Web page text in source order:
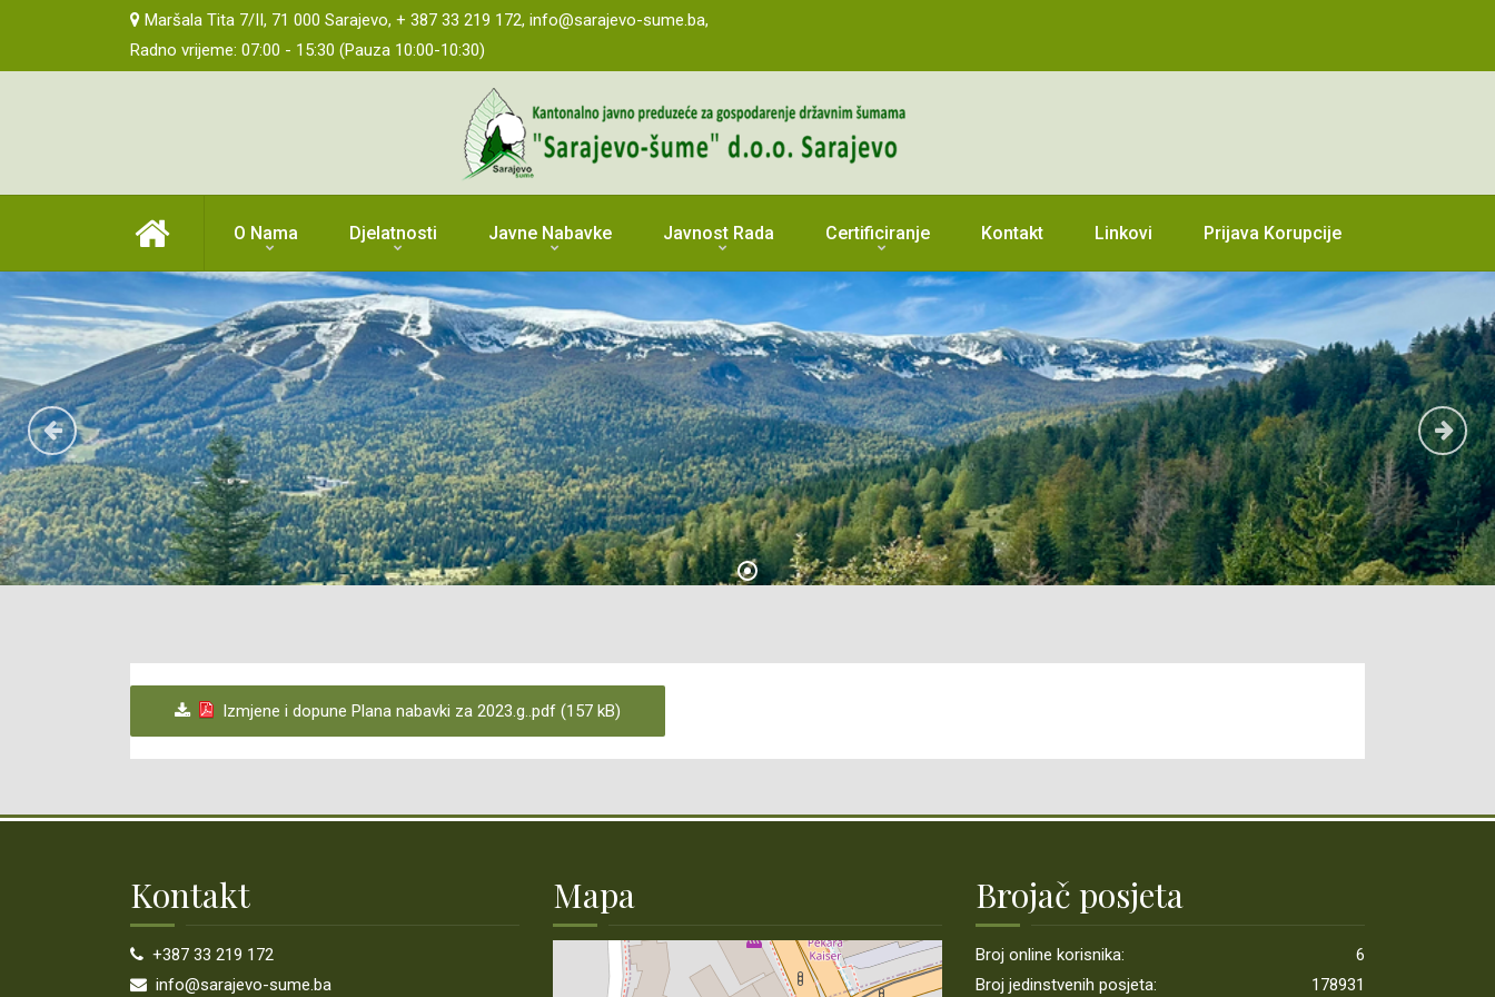
Maršala Tita 7/II, 71 000 Sarajevo, + 387 33 219 172, info@sarajevo-sume.ba,
Radno vrijeme: 07:00 - 15:30 (Pauza 10:00-10:30)
sarajevosume
O Nama Djelatnosti Javne Nabavke Javnost Rada Certificiranje Kontakt Linkovi Prijava Korupcije
Izmjene i dopune Plana nabavki za 2023.g..pdf (157 kB)
Kontakt
+387 33 219 172
info@sarajevo-sume.ba
Mapa Brojač posjeta
Broj online korisnika:
6
Broj jedinstvenih posjeta:
178931